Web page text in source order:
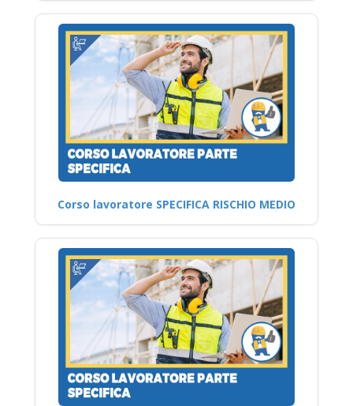
Corso lavoratore SPECIFICA RISCHIO MEDIO